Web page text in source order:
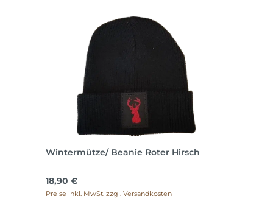
Wintermütze/ Beanie Roter Hirsch
Regulärer Preis:
18,90 €
Preise inkl. MwSt. zzgl. Versandkosten